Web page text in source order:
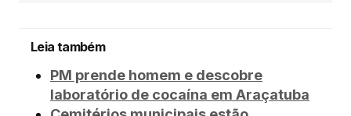
Leia também
PM prende homem e descobre
laboratório de cocaína em Araçatuba